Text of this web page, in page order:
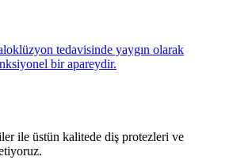
tedavisinde yaygın olarak
bir apareydir.
ile üstün kalitede diş protezleri ve